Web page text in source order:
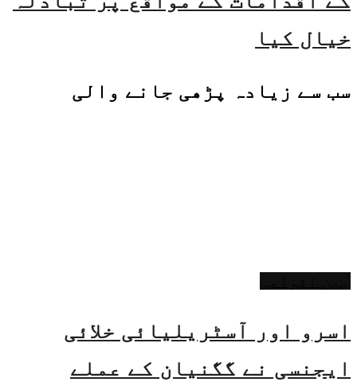
خیال کیا
سب سے زیادہ پڑھی جانے والی
اسرو اور آسٹریلیائی خلائی
ایجنسی نے گگنیان کے عملے